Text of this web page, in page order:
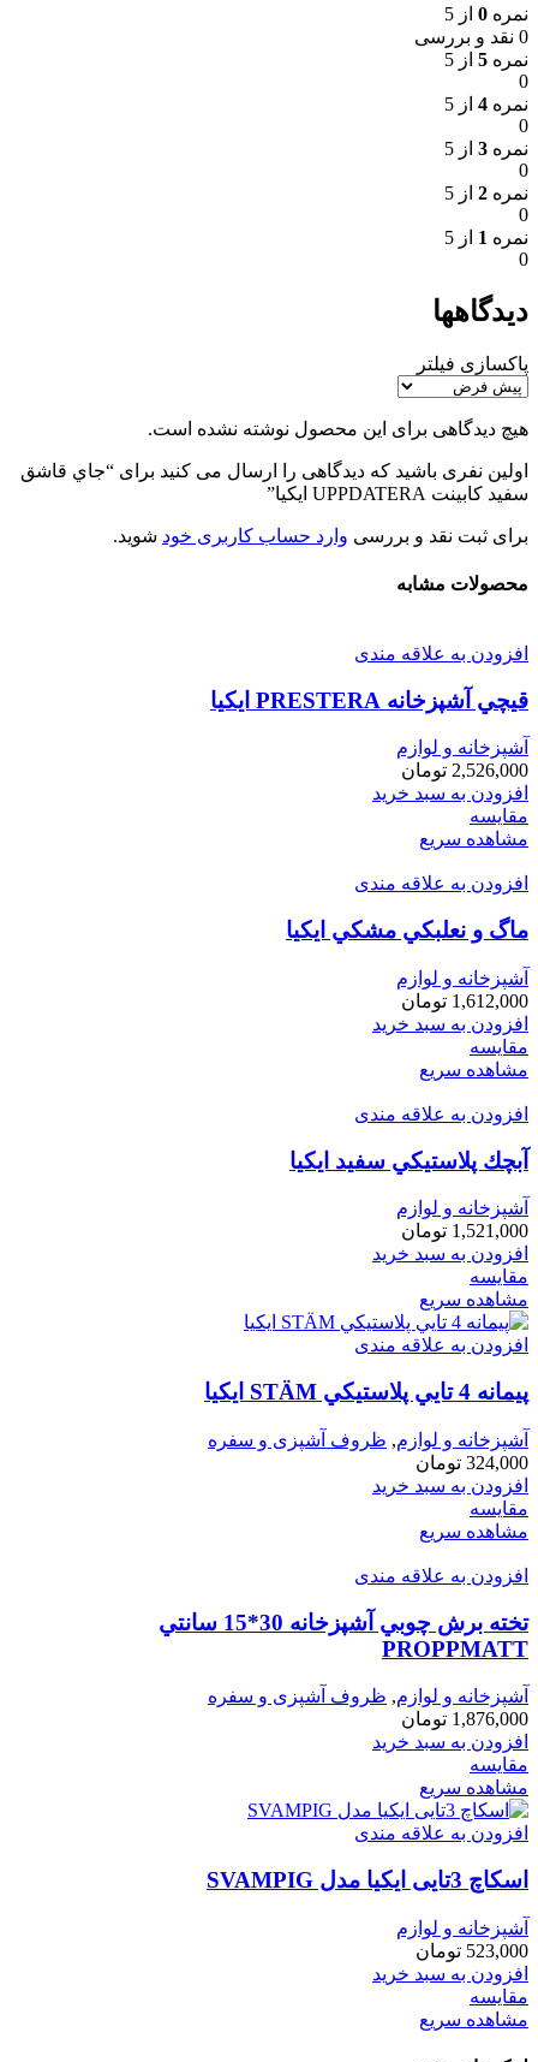
نمره 0 از 5
0 نقد و بررسی
نمره 5 از 5
0
نمره 4 از 5
0
نمره 3 از 5
0
نمره 2 از 5
0
نمره 1 از 5
0
دیدگاهها
پاکسازی فیلتر
هیچ دیدگاهی برای این محصول نوشته نشده است.
اولین نفری باشید که دیدگاهی را ارسال می کنید برای “جاي قاشق
سفيد كابينت UPPDATERA ايكيا”
برای ثبت نقد و بررسی وارد حساب کاربری خود شوید.
محصولات مشابه
افزودن به علاقه مندی
قيچي آشپزخانه PRESTERA ايكيا
آشپزخانه و لوازم
2,526,000 تومان
افزودن به سبد خرید
مقایسه
مشاهده سریع
افزودن به علاقه مندی
ماگ و نعلبكي مشكي ايكيا
آشپزخانه و لوازم
1,612,000 تومان
افزودن به سبد خرید
مقایسه
مشاهده سریع
افزودن به علاقه مندی
آبچك پلاستيكي سفيد ايكيا
آشپزخانه و لوازم
1,521,000 تومان
افزودن به سبد خرید
مقایسه
مشاهده سریع
افزودن به علاقه مندی
پيمانه 4 تايي پلاستيكي STÄM ايكيا
آشپزخانه و لوازم, ظروف آشپزی و سفره
324,000 تومان
افزودن به سبد خرید
مقایسه
مشاهده سریع
افزودن به علاقه مندی
تخته برش چوبي آشپزخانه 30*15 سانتي
PROPPMATT
آشپزخانه و لوازم, ظروف آشپزی و سفره
1,876,000 تومان
افزودن به سبد خرید
مقایسه
مشاهده سریع
افزودن به علاقه مندی
اسكاچ 3تايی ايكيا مدل SVAMPIG
آشپزخانه و لوازم
523,000 تومان
افزودن به سبد خرید
مقایسه
مشاهده سریع